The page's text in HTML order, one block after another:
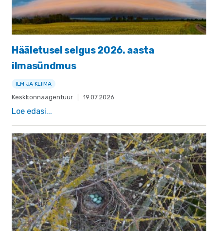
Hääletusel selgus 2026. aasta
ilmasündmus
ILM JA KLIIMA
Keskkonnaagentuur 19.07.2026
Loe edasi...